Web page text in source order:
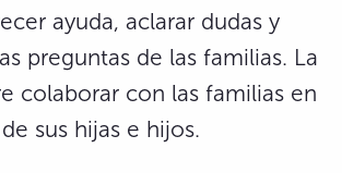
ayuda, aclarar dudas y
preguntas de las familias. La
colaborar con las familias en
sus hijas e hijos.